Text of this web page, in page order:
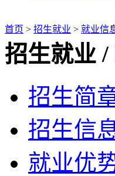
首页 > 招生就业 > 就业信
招生就业 /
招生简
招生信
就业优